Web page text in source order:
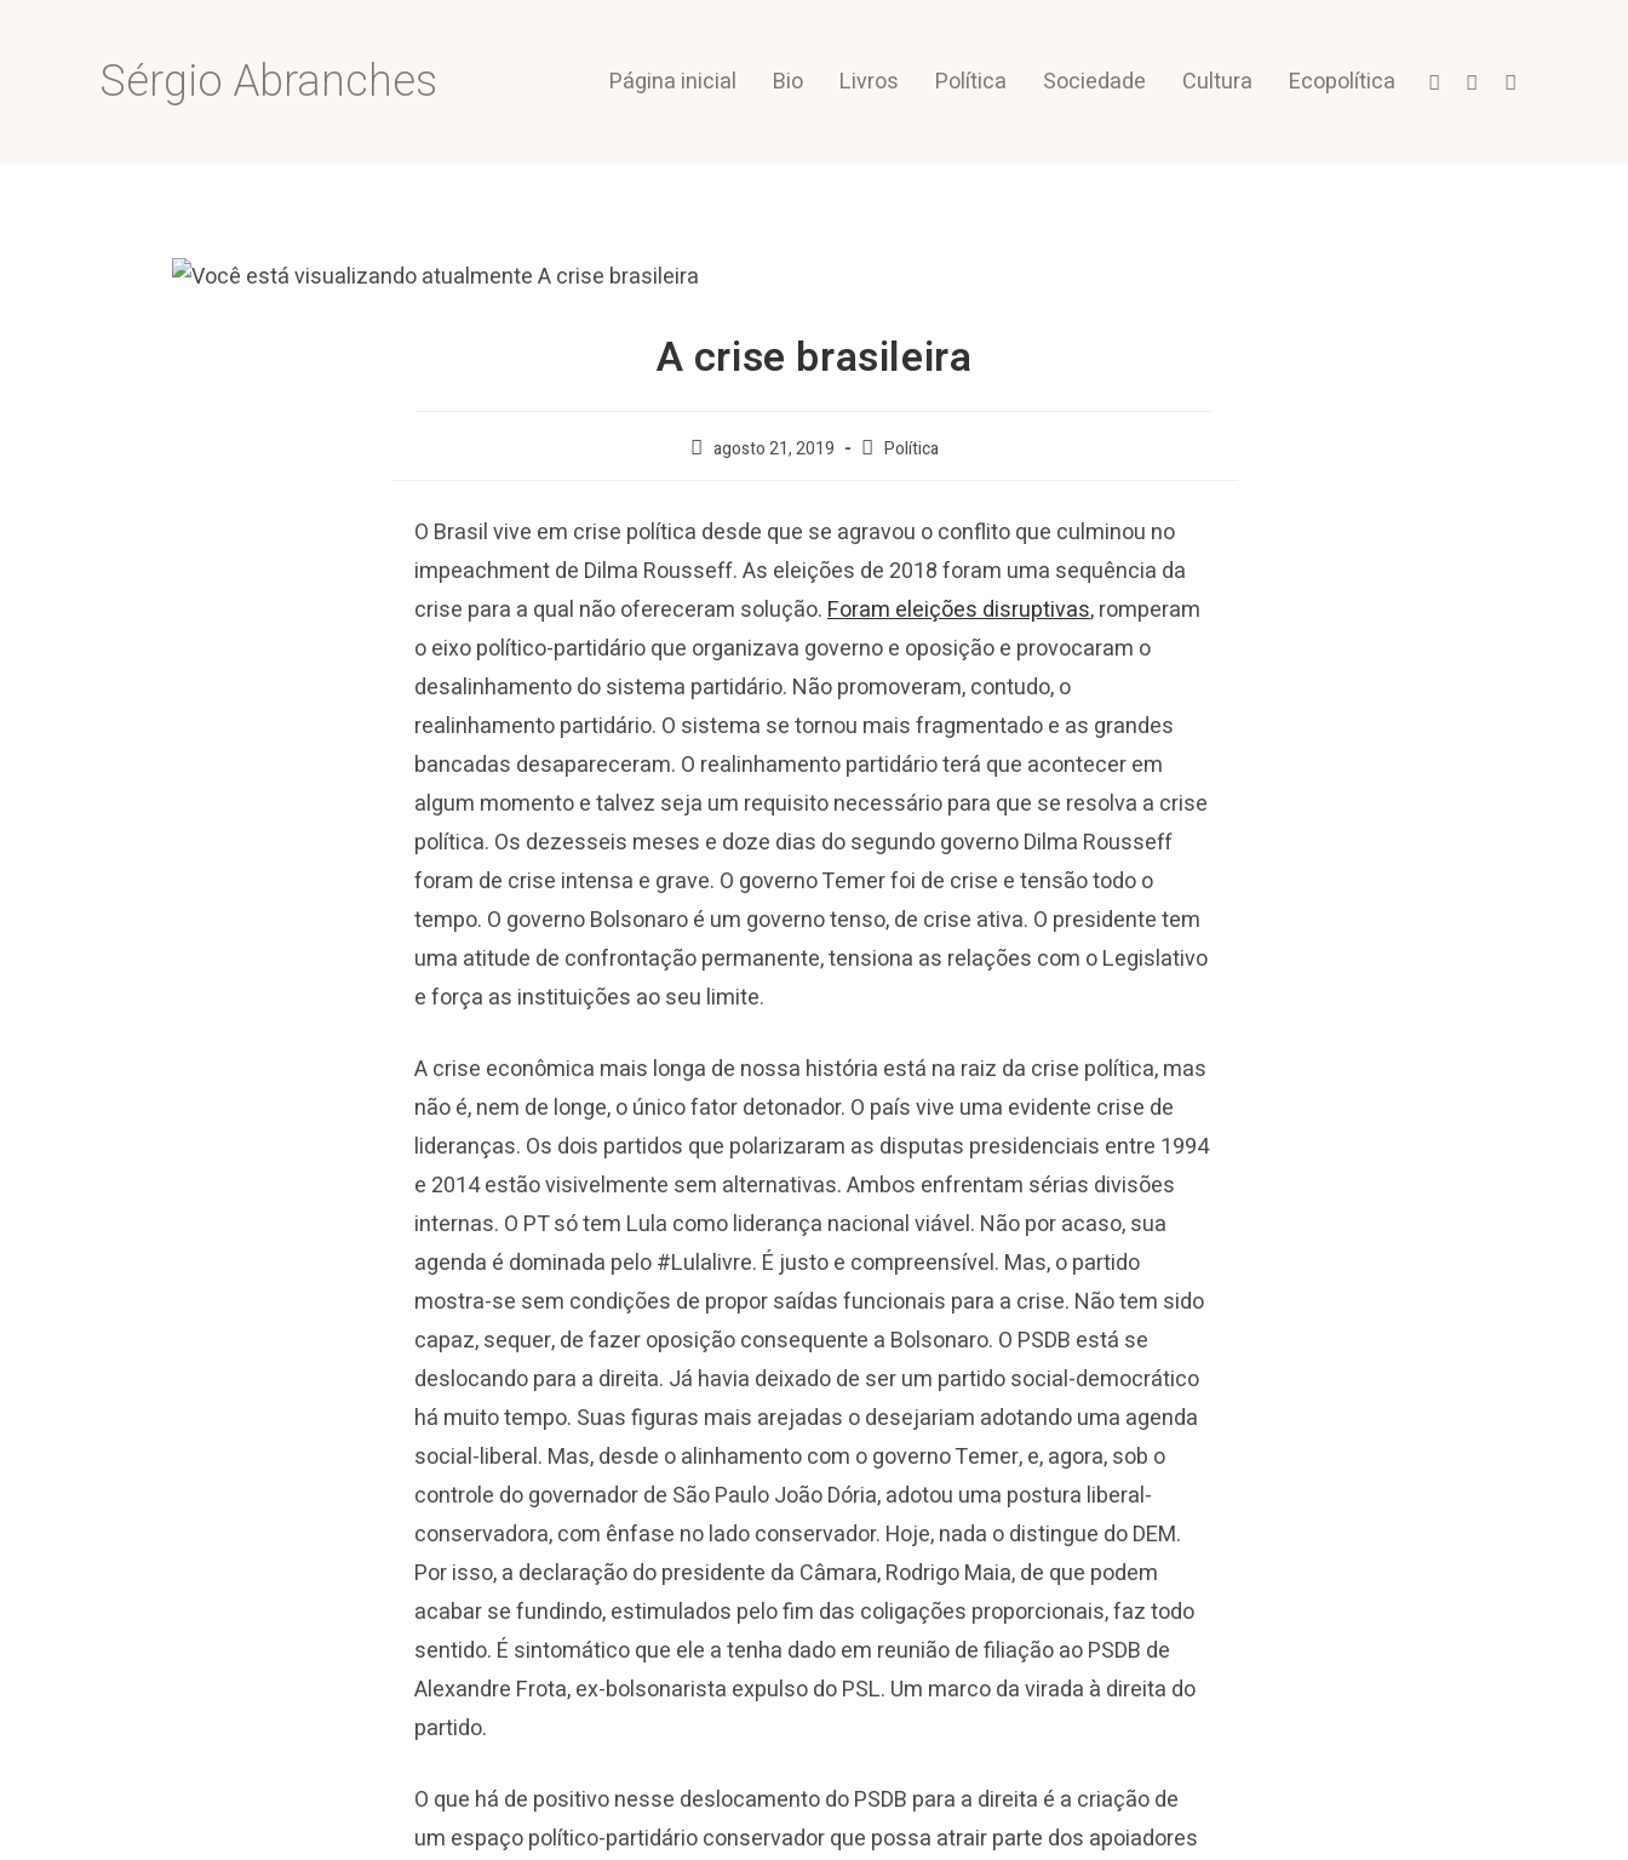
Sérgio Abranches Página inicial Bio Livros Política Sociedade Cultura Ecopolítica
A crise brasileira
agosto 21, 2019 Política
O Brasil vive em crise política desde que se agravou o conflito que culminou no
impeachment de Dilma Rousseff. As eleições de 2018 foram uma sequência da
crise para a qual não ofereceram solução.Foram eleições disruptivas, romperam
o eixo político-partidário que organizava governo e oposição e provocaram o
desalinhamento do sistema partidário. Não promoveram, contudo, o
realinhamento partidário. O sistema se tornou mais fragmentado e as grandes
bancadas desapareceram. O realinhamento partidário terá que acontecer em
algum momento e talvez seja um requisito necessário para que se resolva a crise
política. Os dezesseis meses e doze dias do segundo governo Dilma Rousseff
foram de crise intensa e grave. O governo Temer foi de crise e tensão todo o
tempo. O governo Bolsonaro é um governo tenso, de crise ativa. O presidente tem
uma atitude de confrontação permanente, tensiona as relações com o Legislativo
e força as instituições ao seu limite.
A crise econômica mais longa de nossa história está na raiz da crise política, mas
não é, nem de longe, o único fator detonador. O país vive uma evidente crise de
lideranças. Os dois partidos que polarizaram as disputas presidenciais entre 1994
e 2014 estão visivelmente sem alternativas. Ambos enfrentam sérias divisões
internas. O PT só tem Lula como liderança nacional viável. Não por acaso, sua
agenda é dominada pelo #Lulalivre. É justo e compreensível. Mas, o partido
mostra-se sem condições de propor saídas funcionais para a crise. Não tem sido
capaz, sequer, de fazer oposição consequente a Bolsonaro. O PSDB está se
deslocando para a direita. Já havia deixado de ser um partido social-democrático
há muito tempo. Suas figuras mais arejadas o desejariam adotando uma agenda
social-liberal. Mas, desde o alinhamento com o governo Temer, e, agora, sob o
controle do governador de São Paulo João Dória, adotou uma postura liberal-
conservadora, com ênfase no lado conservador. Hoje, nada o distingue do DEM.
Por isso, a declaração do presidente da Câmara, Rodrigo Maia, de que podem
acabar se fundindo, estimulados pelo fim das coligações proporcionais, faz todo
sentido. É sintomático que ele a tenha dado em reunião de filiação ao PSDB de
Alexandre Frota, ex-bolsonarista expulso do PSL. Um marco da virada à direita do
partido.
O que há de positivo nesse deslocamento do PSDB para a direita é a criação de
um espaço político-partidário conservador que possa atrair parte dos apoiadores